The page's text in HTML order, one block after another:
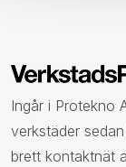
Ingår i Protekno
verkstäder
brett kontaktnät